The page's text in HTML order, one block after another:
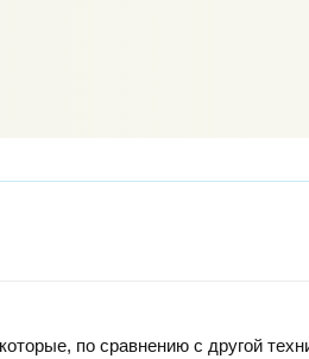
по сравнению с другой